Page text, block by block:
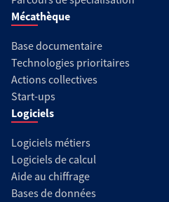
Mécathèque
Base documentaire
Technologies prioritaires
Actions collectives
Start-ups
Logiciels
Logiciels métiers
Logiciels de calcul
Aide au chiffrage
Bases de données